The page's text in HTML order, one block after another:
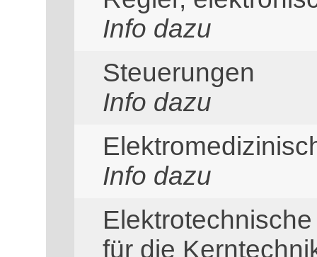
Info dazu
Steuerungen
Info dazu
Info dazu
für die